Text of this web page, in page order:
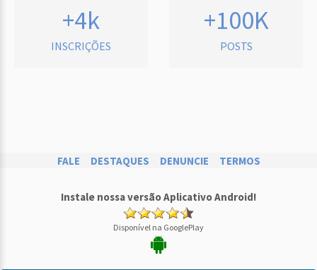
+4k
INSCRIÇÕES
+100K
POSTS
FALE DESTAQUES DENUNCIE TERMOS
Instale nossa versão Aplicativo Android!
Disponível na GooglePlay